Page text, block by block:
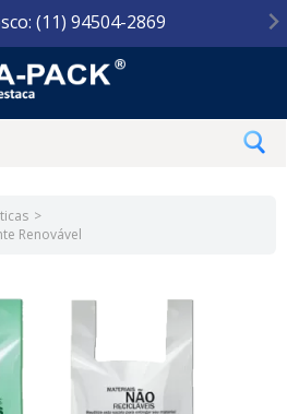
(11) 94504-2869
Renovável